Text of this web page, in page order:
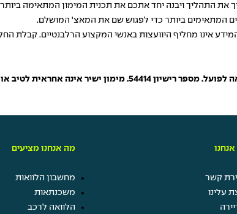
התהליך ויבנה יחד אתכם את תכנית המימון המתאימה
אינו מחליף היוועצות באנשי המקצוע הרלבנטיים. קבלת
לתקינות הרכב שיירכש על ידי הלקוח.
אנחנו
קשר
עלינו
מה אנחנו מציעים
מחשבון הלוואות
משכנתאות
הלוואה לרכב